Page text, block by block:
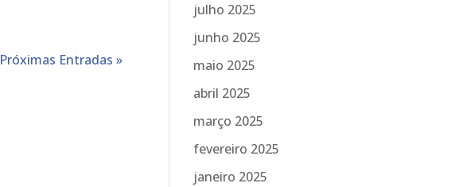
Próximas Entradas »
julho 2025
junho 2025
maio 2025
abril 2025
março 2025
fevereiro 2025
janeiro 2025